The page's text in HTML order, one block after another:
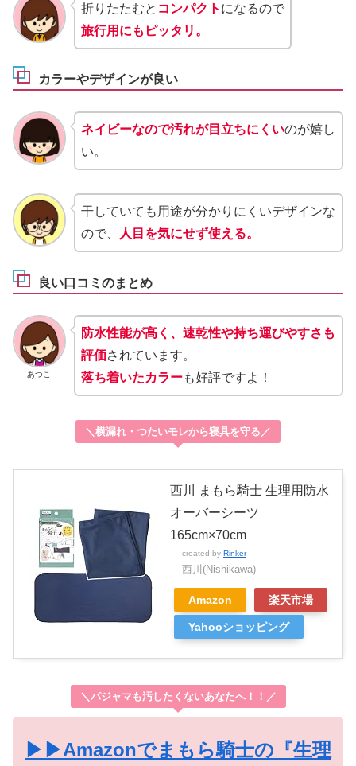
折りたたむと コンパクト になるので
旅行用にもピッタリ。
カラーやデザインが良い
ネイビーなので汚れが目立ちにくいのが嬉し
い。
干していても用途が分かりにくいデザインな
ので、
人目を気にせず使える。
良い口コミのまとめ
あつこ
防水性能が高く、速乾性や持ち運びやすさも
評価されています。
落ち着いたカラーも好評ですよ！
＼横漏れ・つたいモレから寝具を守る／
西川 まもら騎士 生理用防水
オーバーシーツ
165cm×70cm
created by Rinker
西川(Nishikawa)
Amazon 楽天市場
Yahooショッピング
＼パジャマも汚したくないあなたへ！！／
▶▶Amazonでまもら騎士の『生理